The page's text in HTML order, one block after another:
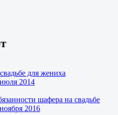
для жениха
2014
шафера на свадьбе
2016